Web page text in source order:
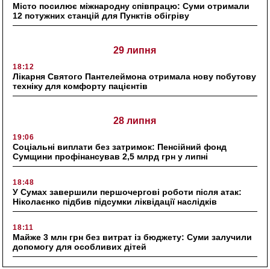
Місто посилює міжнародну співпрацю: Суми отримали
12 потужних станцій для Пунктів обігріву
29 липня
18:12
Лікарня Святого Пантелеймона отримала нову побутову
техніку для комфорту пацієнтів
28 липня
19:06
Соціальні виплати без затримок: Пенсійний фонд
Сумщини профінансував 2,5 млрд грн у липні
18:48
У Сумах завершили першочергові роботи після атак:
Ніколаєнко підбив підсумки ліквідації наслідків
18:11
Майже 3 млн грн без витрат із бюджету: Суми залучили
допомогу для особливих дітей